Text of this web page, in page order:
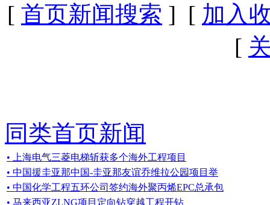
[ 首页新闻搜索 ] [ 加入
[
同类首页新闻
• 上海电气三菱电梯斩获多个海外工程项目
• 中国援圭亚那中国-圭亚那友谊乔维拉公园项目举
• 中国化学工程五环公司签约海外聚丙烯EPC总承包
• 马来西亚ZLNG项目定向钻穿越工程开钻